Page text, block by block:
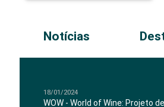
Notícias
18/01/2024
WOW - World of Wine: Projeto